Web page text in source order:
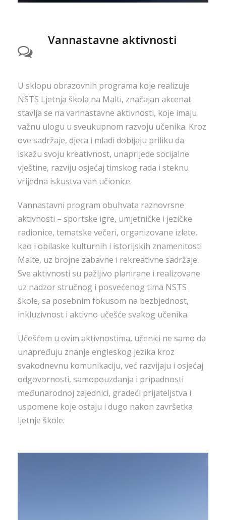
Vannastavne aktivnosti
U sklopu obrazovnih programa koje realizuje
NSTS Ljetnja škola na Malti, značajan akcenat
stavlja se na vannastavne aktivnosti, koje imaju
važnu ulogu u sveukupnom razvoju učenika. Kroz
ove sadržaje, djeca i mladi dobijaju priliku da
iskažu svoju kreativnost, unaprijede socijalne
vještine, razviju osjećaj timskog rada i steknu
vrijedna iskustva van učionice.
Vannastavni program obuhvata raznovrsne
aktivnosti – sportske igre, umjetničke i jezičke
radionice, tematske večeri, organizovane izlete,
kao i obilaske kulturnih i istorijskih znamenitosti
Malte, uz brojne zabavne i rekreativne sadržaje.
Sve aktivnosti su pažljivo planirane i realizovane
uz nadzor stručnog i posvećenog tima NSTS
škole, sa posebnim fokusom na bezbjednost,
inkluzivnost i aktivno učešće svakog učenika.
Učešćem u ovim aktivnostima, učenici ne samo da
unapređuju znanje engleskog jezika kroz
svakodnevnu komunikaciju, već razvijaju i osjećaj
odgovornosti, samopouzdanja i pripadnosti
međunarodnoj zajednici, gradeći prijateljstva i
uspomene koje ostaju i dugo nakon završetka
ljetnje škole.